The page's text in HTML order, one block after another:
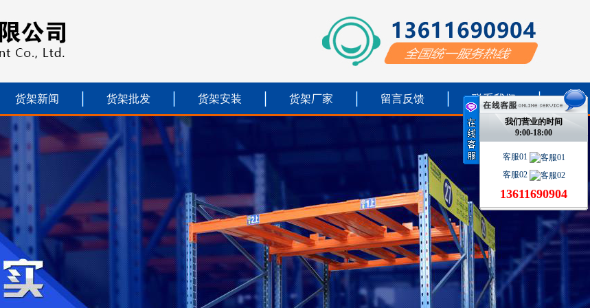
货架新闻 货架批发 货架安装 货架厂家 留言反馈 联系我们
我们营业的时间
9:00-18:00
客服01
客服02
13611690904